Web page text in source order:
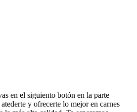
en el siguiento botón en la parte
y ofrecerte lo mejor en carnes